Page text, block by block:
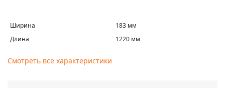
Ширина
183 мм
Длина
1220 мм
Смотреть все характеристики